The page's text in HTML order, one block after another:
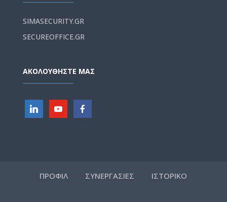
SIMASECURITY.GR
SECUREOFFICE.GR
ΑΚΟΛΟΥΘΗΣΤΕ ΜΑΣ
ΠΡΟΦΙΛ ΣΥΝΕΡΓΑΣΙΕΣ ΙΣΤΟΡΙΚΟ